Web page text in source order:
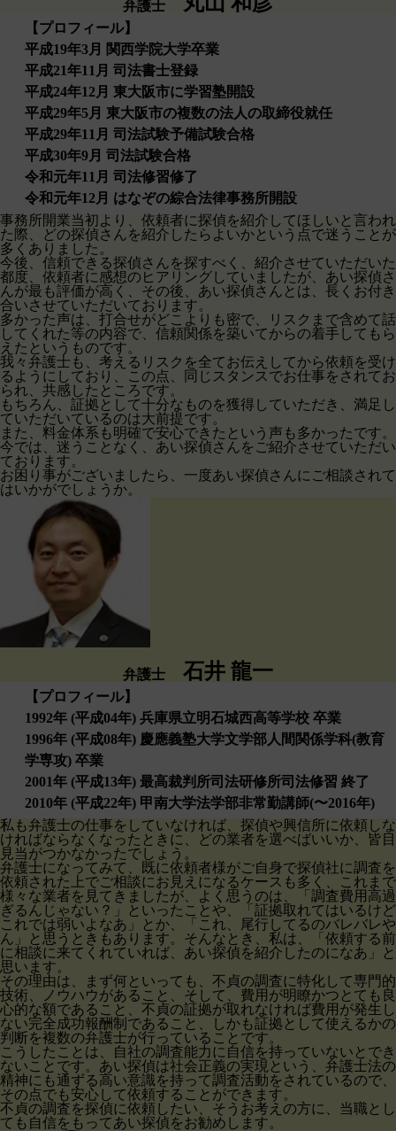
弁護士
【プロフィール】
平成19年3月 関西学院大学卒業
平成21年11月 司法書士登録
平成24年12月 東大阪市に学習塾開設
平成29年5月 東大阪市の複数の法人の取締役就任
平成29年11月 司法試験予備試験合格
平成30年9月 司法試験合格
令和元年11月 司法修習修了
令和元年12月 はなぞの綜合法律事務所開設
事務所開業当初より、依頼者に探偵を紹介してほしいと言われ
た際、どの探偵さんを紹介したらよいかという点で迷うことが
多くありました。
今後、信頼できる探偵さんを探すべく、紹介させていただいた
都度、依頼者に感想のヒアリングしていましたが、あい探偵さ
んが最も評価が高く、その後、あい探偵さんとは、長くお付き
合いさせていただいております。
多かった声は、打合せがどこよりも密で、リスクまで含めて話
してくれた等の内容で、信頼関係を築いてからの着手してもら
えたというものです。
我々弁護士も、考えるリスクを全てお伝えしてから依頼を受け
るようにしており、この点、同じスタンスでお仕事をされてお
られ、共感したところです。
もちろん、証拠として十分なものを獲得していただき、満足し
ていただいているのは大前提です。
また、料金体系も明確で安心できたという声も多かったです。
今では、迷うことなく、あい探偵さんをご紹介させていただい
ております。
お困り事がございましたら、一度あい探偵さんにご相談されて
はいかがでしょうか。
弁護士 石井 龍一
【プロフィール】
1992年 (平成04年) 兵庫県立明石城西高等学校 卒業
1996年 (平成08年) 慶應義塾大学文学部人間関係学科(教育
学専攻) 卒業
2001年 (平成13年) 最高裁判所司法研修所司法修習 終了
2010年 (平成22年) 甲南大学法学部非常勤講師(〜2016年)
私も弁護士の仕事をしていなければ、探偵や興信所に依頼しな
ければならなくなったときに、どの業者を選べばいいか、皆目
見当がつかなかったでしょう。
弁護士になってみて、既に依頼者様がご自身で探偵社に調査を
依頼された上でご相談にお見えになるケースも多く、これまで
様々な業者を見てきましたが、よく思うのは、「調査費用高過
ぎるんじゃない？」といったことや、「証拠取れてはいるけど
これでは弱いよなあ」とか、「これ、尾行してるのバレバレや
ん」と思うときもあります。そんなとき、私は、「依頼する前
に相談に来てくれていれば、あい探偵を紹介したのになあ」と
思います。
その理由は、まず何といっても、不貞の調査に特化して専門的
技術、ノウハウがあること、そして、費用が明瞭かつとても良
心的な額であること、不貞の証拠が取れなければ費用が発生し
ない完全成功報酬制であること、しかも証拠として使えるかの
判断を複数の弁護士が行っていることです。
こうしたことは、自社の調査能力に自信を持っていないとでき
ないことです。あい探偵は社会正義の実現という、弁護士法の
精神にも通ずる高い意識を持って調査活動をされているので、
その点でも安心して依頼することができます。
不貞の調査を探偵に依頼したい、そうお考えの方に、当職とし
ても自信をもってあい探偵をお勧めします。